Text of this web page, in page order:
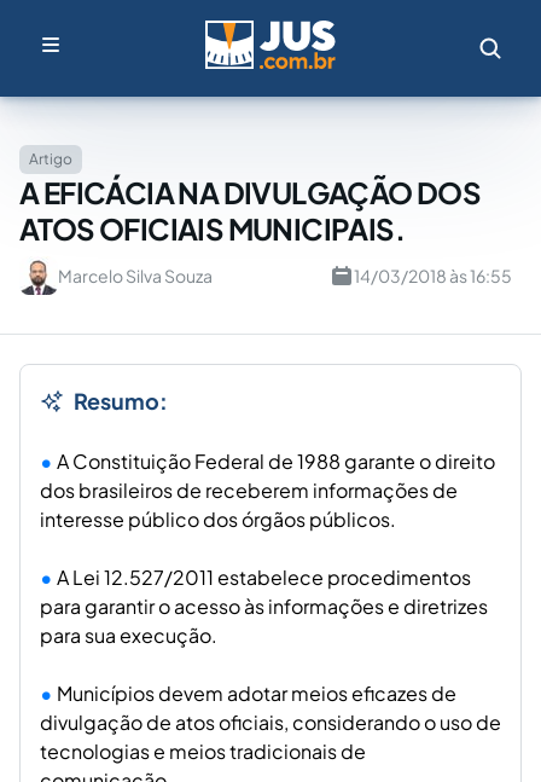
Artigo
A EFICÁCIA NA DIVULGAÇÃO DOS
ATOS OFICIAIS MUNICIPAIS.
Marcelo Silva Souza 14/03/2018 às 16:55
Resumo:
A Constituição Federal de 1988 garante o direito
dos brasileiros de receberem informações de
interesse público dos órgãos públicos.
A Lei 12.527/2011 estabelece procedimentos
para garantir o acesso às informações e diretrizes
para sua execução.
Municípios devem adotar meios eficazes de
divulgação de atos oficiais, considerando o uso de
tecnologias e meios tradicionais de